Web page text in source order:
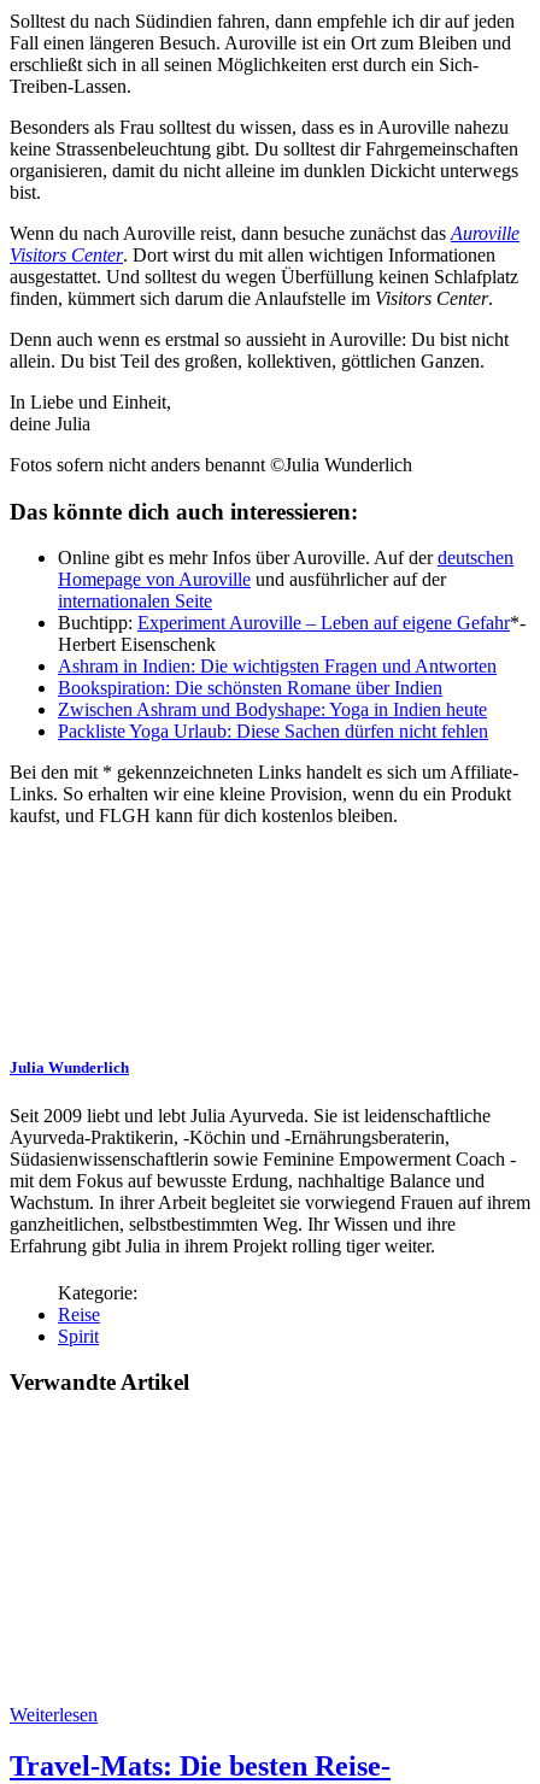
Solltest du nach Südindien fahren, dann empfehle ich dir auf jeden
Fall einen längeren Besuch. Auroville ist ein Ort zum Bleiben und
erschließt sich in all seinen Möglichkeiten erst durch ein Sich-
Treiben-Lassen.
Besonders als Frau solltest du wissen, dass es in Auroville nahezu
keine Strassenbeleuchtung gibt. Du solltest dir Fahrgemeinschaften
organisieren, damit du nicht alleine im dunklen Dickicht unterwegs
bist.
Wenn du nach Auroville reist, dann besuche zunächst das Auroville
Visitors Center. Dort wirst du mit allen wichtigen Informationen
ausgestattet. Und solltest du wegen Überfüllung keinen Schlafplatz
finden, kümmert sich darum die Anlaufstelle im Visitors Center.
Denn auch wenn es erstmal so aussieht in Auroville: Du bist nicht
allein. Du bist Teil des großen, kollektiven, göttlichen Ganzen.
In Liebe und Einheit,
deine Julia
Fotos sofern nicht anders benannt ©Julia Wunderlich
Das könnte dich auch interessieren:
Online gibt es mehr Infos über Auroville. Auf derdeutschen
Homepage von Auroville und ausführlicher auf der
internationalen Seite
Buchtipp: Experiment Auroville – Leben auf eigene Gefahr*-
Herbert Eisenschenk
Ashram in Indien: Die wichtigsten Fragen und Antworten
Bookspiration: Die schönsten Romane über Indien
Zwischen Ashram und Bodyshape: Yoga in Indien heute
Packliste Yoga Urlaub: Diese Sachen dürfen nicht fehlen
Bei den mit * gekennzeichneten Links handelt es sich um Affiliate-
Links. So erhalten wir eine kleine Provision, wenn du ein Produkt
kaufst, und FLGH kann für dich kostenlos bleiben.
Julia Wunderlich
Seit 2009 liebt und lebt Julia Ayurveda. Sie ist leidenschaftliche
Ayurveda-Praktikerin, -Köchin und -Ernährungsberaterin,
Südasienwissenschaftlerin sowie Feminine Empowerment Coach -
mit dem Fokus auf bewusste Erdung, nachhaltige Balance und
Wachstum. In ihrer Arbeit begleitet sie vorwiegend Frauen auf ihrem
ganzheitlichen, selbstbestimmten Weg. Ihr Wissen und ihre
Erfahrung gibt Julia in ihrem Projekt rolling tiger weiter.
Reise
Spirit
Verwandte Artikel
Weiterlesen
Travel-Mats: Die besten Reise-